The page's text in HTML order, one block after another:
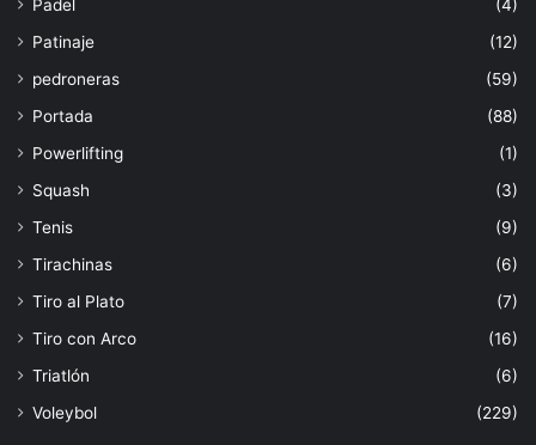
Padel
(4)
Patinaje
(12)
pedroneras
(59)
Portada
(88)
Powerlifting
(1)
Squash
(3)
Tenis
(9)
Tirachinas
(6)
Tiro al Plato
(7)
Tiro con Arco
(16)
Triatlón
(6)
Voleybol
(229)